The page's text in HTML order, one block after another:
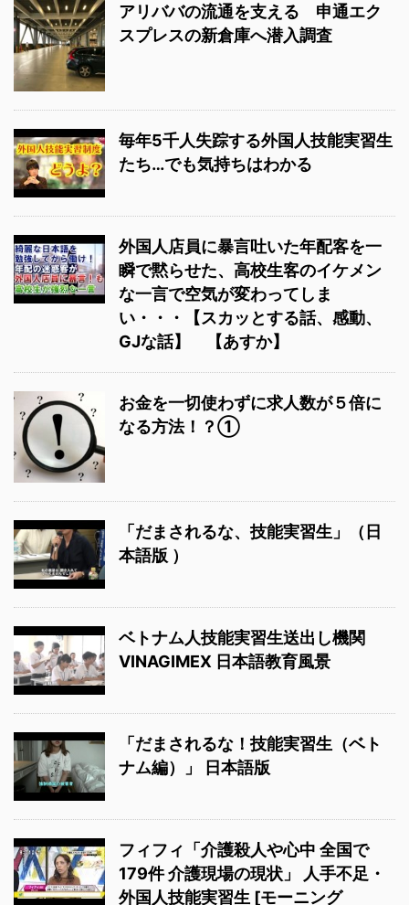
アリババの流通を支える 申通エク
スプレスの新倉庫へ潜入調査
毎年5千人失踪する外国人技能実習生
たち…でも気持ちはわかる
外国人店員に暴言吐いた年配客を一
瞬で黙らせた、高校生客のイケメン
な一言で空気が変わってしま
い・・・【スカッとする話、感動、
GJな話】 【あすか】
お金を一切使わずに求人数が５倍に
なる方法！？①
「だまされるな、技能実習生」（日
本語版 ）
ベトナム人技能実習生送出し機関
VINAGIMEX 日本語教育風景
「だまされるな！技能実習生（ベト
ナム編）」 日本語版
フィフィ「介護殺人や心中 全国で
179件 介護現場の現状」 人手不足・
外国人技能実習生 [モーニング